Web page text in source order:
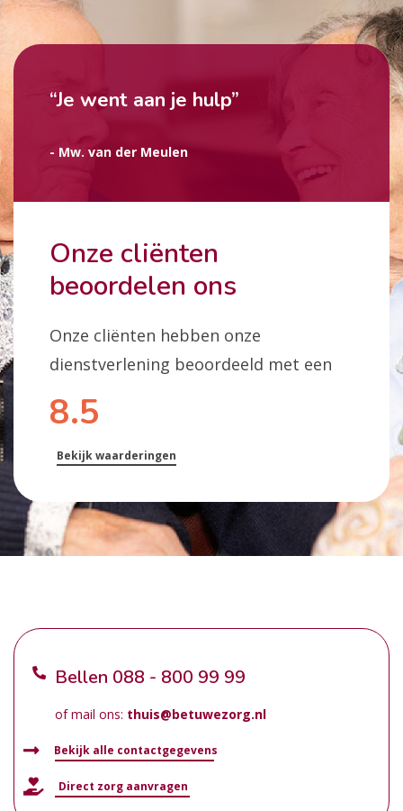
Onze cliënten
beoordelen ons
Onze cliënten hebben onze
dienstverlening beoordeeld met een
8.5
Bekijk waarderingen
“Je went aan je hulp”
- Mw. van der Meulen
Bellen 088 - 800 99 99
of mail ons: thuis@betuwezorg.nl
Bekijk alle contactgegevens
Direct zorg aanvragen